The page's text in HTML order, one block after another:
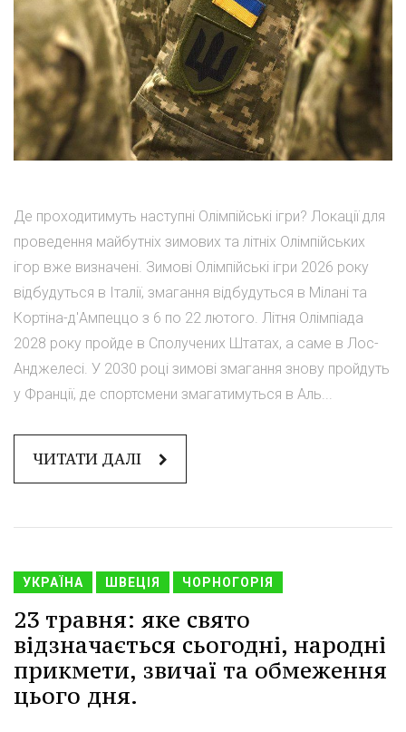
Де проходитимуть наступні Олімпійські ігри? Локації для
проведення майбутніх зимових та літніх Олімпійських
ігор вже визначені. Зимові Олімпійські ігри 2026 року
відбудуться в Італії, змагання відбудуться в Мілані та
Кортіна-д'Ампеццо з 6 по 22 лютого. Літня Олімпіада
2028 року пройде в Сполучених Штатах, а саме в Лос-
Анджелесі. У 2030 році зимові змагання знову пройдуть
у Франції, де спортсмени змагатимуться в Аль...
ЧИТАТИ ДАЛІ
УКРАЇНА ШВЕЦІЯ ЧОРНОГОРІЯ
23 травня: яке свято
відзначається сьогодні, народні
прикмети, звичаї та обмеження
цього дня.